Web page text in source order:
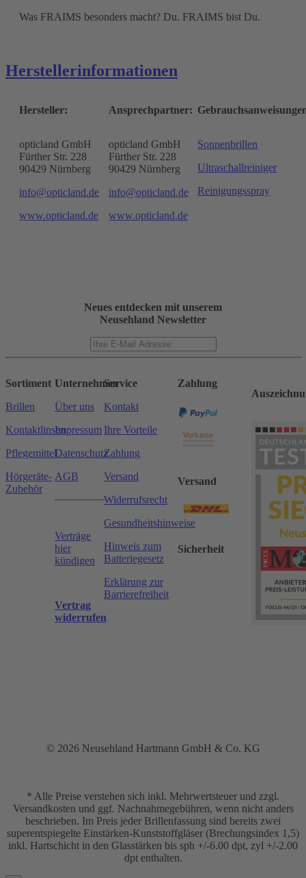
Was FRAIMS besonders macht? Du. FRAIMS bist Du.
Herstellerinformationen
Hersteller:
opticland GmbH
Fürther Str. 228
90429 Nürnberg
info@opticland.de
www.opticland.de
Ansprechpartner:
opticland GmbH
Fürther Str. 228
90429 Nürnberg
info@opticland.de
www.opticland.de
Sonnenbrillen
Ultraschallreiniger
Reinigungsspray
Neues entdecken mit unserem
Neusehland Newsletter
Sortiment
Brillen
Kontaktlinsen
Pflegemittel
Hörgeräte-
Zubehör
Unternehmen
Über uns
Impressum
Datenschutz
AGB
Verträge
hier
kündigen
Vertrag
widerrufen
Service
Kontakt
Ihre Vorteile
Zahlung
Versand
Widerrufsrecht
Gesundheitshinweise
Hinweis zum
Batteriegesetz
Erklärung zur
Barrierefreiheit
Zahlung
Versand
Sicherheit
© 2026 Neusehland Hartmann GmbH & Co. KG
* Alle Preise verstehen sich inkl. Mehrwertsteuer und zzgl.
Versandkosten und ggf. Nachnahmegebühren, wenn nicht anders
beschrieben. Im Preis jeder Brillenfassung sind bereits zwei
superentspiegelte Einstärken-Kunststoffgläser (Brechungsindex 1,5)
inkl. Hartschicht in den Glasstärken bis sph +/-6.00 dpt, zyl +/-2.00
dpt enthalten.